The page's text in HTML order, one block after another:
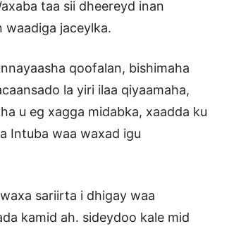
taa sii dheereyd inan
waadiga jaceylka.
qoofalan, bishimaha
la yiri ilaa qiyaamaha,
u eg xagga midabka, xaadda ku
Intuba waa waxad igu
sariirta i dhigay waa
kamid ah. sideydoo kale mid